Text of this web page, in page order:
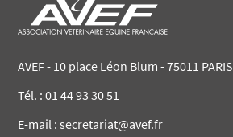
AVEF - 10 place Léon Blum - 75011 PARIS
Tél. : 01 44 93 30 51
E-mail : secretariat@avef.fr